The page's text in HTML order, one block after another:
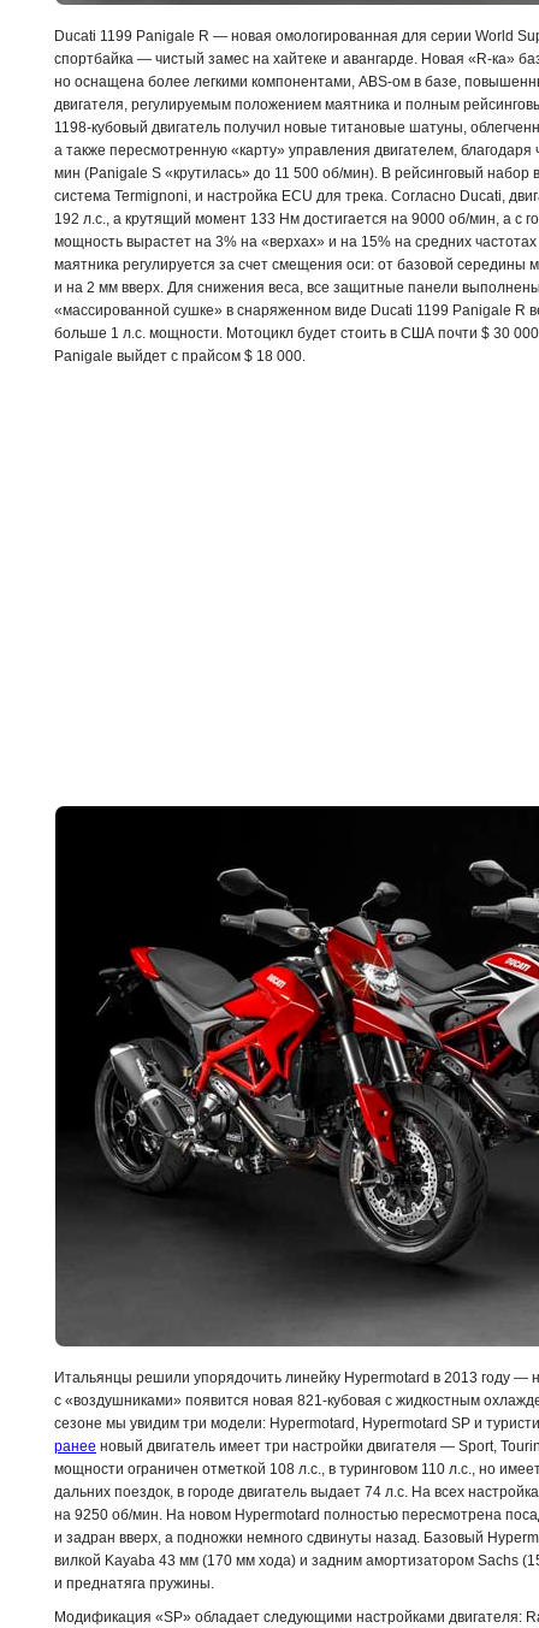
Ducati 1199 Panigale R — новая омологированная для серии World
спортбайка — чистый замес на хайтеке и авангарде. Новая «R-ка»
но оснащена более легкими компонентами, ABS-ом в базе,
двигателя, регулируемым положением маятника и полным
1198-кубовый двигатель получил новые титановые шатуны,
а также пересмотренную «карту» управления двигателем, благодаря
мин (Panigale S «крутилась» до 11 500 об/мин). В рейсинговый набор
система Termignoni, и настройка ECU для трека. Согласно Ducati,
192 л.с., а крутящий момент 133 Нм достигается на 9000 об/мин, а с
мощность вырастет на 3% на «верхах» и на 15% на средних
маятника регулируется за счет смещения оси: от базовой середины
и на 2 мм вверх. Для снижения веса, все защитные панели
«массированной сушке» в снаряженном виде Ducati 1199 Panigale R
больше 1 л.с. мощности. Мотоцикл будет стоить в США почти $ 30
Panigale выйдет с прайсом $ 18 000.
Итальянцы решили упорядочить линейку Hypermotard в 2013 году —
с «воздушниками» появится новая 821-кубовая с жидкостным
сезоне мы увидим три модели: Hypermotard, Hypermotard SP и
ранее новый двигатель имеет три настройки двигателя — Sport,
мощности ограничен отметкой 108 л.с., в туринговом 110 л.с., но
дальних поездок, в городе двигатель выдает 74 л.с. На всех
на 9250 об/мин. На новом Hypermotard полностью пересмотрена
и задран вверх, а подножки немного сдвинуты назад. Базовый
вилкой Kayaba 43 мм (170 мм хода) и задним амортизатором Sachs
и преднатяга пружины.
Модификация «SP» обладает следующими настройками двигателя: